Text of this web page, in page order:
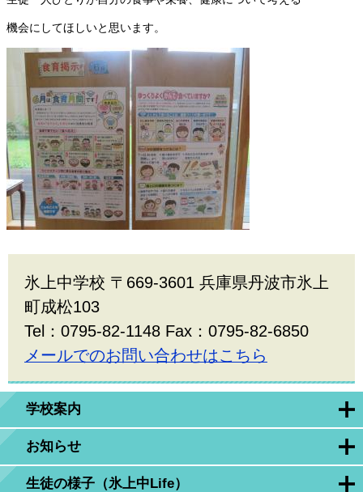
学校案内
お知らせ
生徒の様子（氷上中Life）
機会にしてほしいと思います。
氷上中学校 〒669-3601 兵庫県丹波市氷上
町成松103
Tel：0795-82-1148 Fax：0795-82-6850
メールでのお問い合わせはこちら